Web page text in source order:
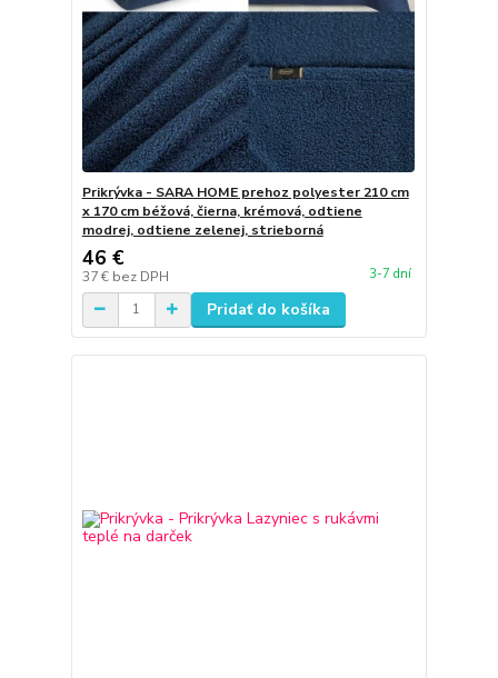
Prikrývka - SARA HOME prehoz polyester 210 cm
x 170 cm béžová, čierna, krémová, odtiene
modrej, odtiene zelenej, strieborná
46 €
37 € bez DPH 3-7 dní
Pridať do košíka